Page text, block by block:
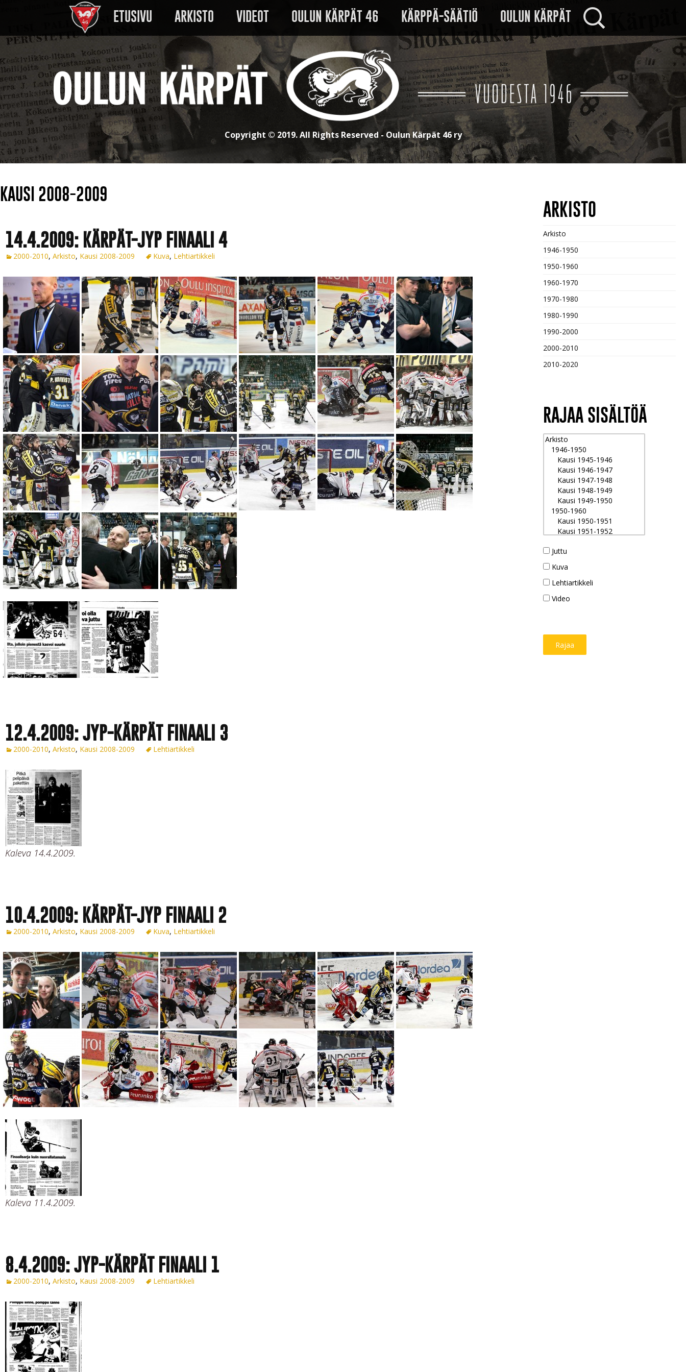
Copyright © 2019. All Rights Reserved - Oulun Kärpät 46 ry
ETUSIVU ARKISTO VIDEOT OULUN KÄRPÄT 46 KÄRPPÄ-SÄÄTIÖ OULUN KÄRPÄT
Haku:
KAUSI 2008-2009
14.4.2009: KÄRPÄT-JYP FINAALI 4
2000-2010, Arkisto, Kausi 2008-2009 Kuva, Lehtiartikkeli
12.4.2009: JYP-KÄRPÄT FINAALI 3
2000-2010, Arkisto, Kausi 2008-2009 Lehtiartikkeli
Kaleva 14.4.2009.
10.4.2009: KÄRPÄT-JYP FINAALI 2
2000-2010, Arkisto, Kausi 2008-2009 Kuva, Lehtiartikkeli
Kaleva 11.4.2009.
8.4.2009: JYP-KÄRPÄT FINAALI 1
2000-2010, Arkisto, Kausi 2008-2009 Lehtiartikkeli
ARKISTO
Arkisto
1946-1950
1950-1960
1960-1970
1970-1980
1980-1990
1990-2000
2000-2010
2010-2020
RAJAA SISÄLTÖÄ
Juttu
Kuva
Lehtiartikkeli
Video